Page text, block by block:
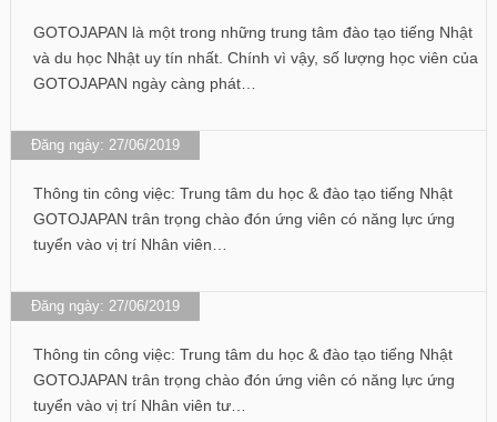
GOTOJAPAN là một trong những trung tâm đào tạo tiếng Nhật
và du học Nhật uy tín nhất. Chính vì vậy, số lượng học viên của
GOTOJAPAN ngày càng phát…
Đăng ngày: 27/06/2019
Thông tin công việc: Trung tâm du học & đào tạo tiếng Nhật
GOTOJAPAN trân trọng chào đón ứng viên có năng lực ứng
tuyển vào vị trí Nhân viên…
Đăng ngày: 27/06/2019
Thông tin công việc: Trung tâm du học & đào tạo tiếng Nhật
GOTOJAPAN trân trọng chào đón ứng viên có năng lực ứng
tuyển vào vị trí Nhân viên tư…